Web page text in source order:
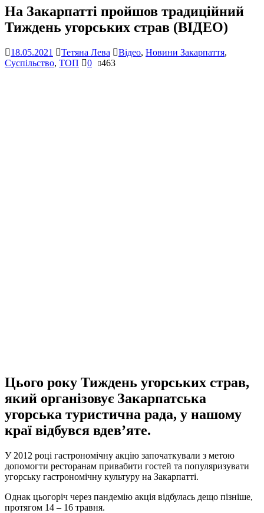
На Закарпатті пройшов традиційний
Тиждень угорських страв (ВІДЕО)
18.05.2021 Тетяна Лева Відео, Новини Закарпаття,
Суспільство, ТОП 0 463
Цього року Тиждень угорських страв,
який організовує Закарпатська
угорська туристична рада, у нашому
краї відбувся вдев’яте.
У 2012 році гастрономічну акцію започаткували з метою
допомогти ресторанам привабити гостей та популяризувати
угорську гастрономічну культуру на Закарпатті.
Однак цьогоріч через пандемію акція відбулась дещо пізніше,
протягом 14 – 16 травня.